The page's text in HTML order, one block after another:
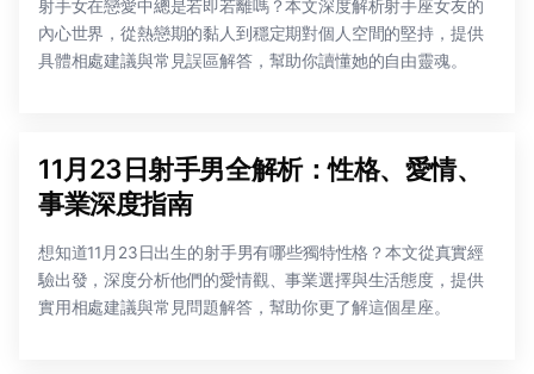
射手女在戀愛中總是若即若離嗎？本文深度解析射手座女友的
內心世界，從熱戀期的黏人到穩定期對個人空間的堅持，提供
具體相處建議與常見誤區解答，幫助你讀懂她的自由靈魂。
11月23日射手男全解析：性格、愛情、
事業深度指南
想知道11月23日出生的射手男有哪些獨特性格？本文從真實經
驗出發，深度分析他們的愛情觀、事業選擇與生活態度，提供
實用相處建議與常見問題解答，幫助你更了解這個星座。